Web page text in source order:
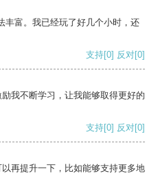
丰富。我已经玩了好几个小时，还
支持[0] 反对[0]
我不断学习，让我能够取得更好的
支持[0] 反对[0]
再提升一下，比如能够支持更多地